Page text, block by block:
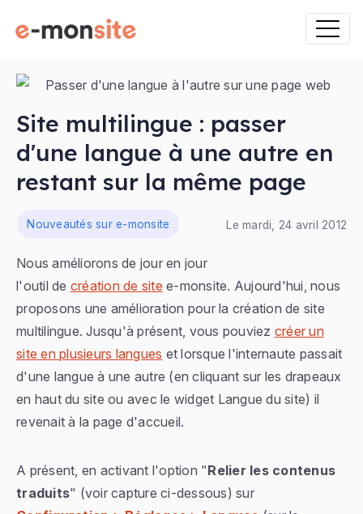
Site multilingue : passer
d'une langue à une autre en
restant sur la même page
Le mardi, 24 avril 2012
Nouveautés sur e-monsite
Nous améliorons de jour en jour
l'outil de création de site e-monsite. Aujourd'hui, nous
proposons une amélioration pour la création de site
multilingue. Jusqu'à présent, vous pouviez créer un
site en plusieurs langues et lorsque l'internaute passait
d'une langue à une autre (en cliquant sur les drapeaux
en haut du site ou avec le widget Langue du site) il
revenait à la page d'accueil.
A présent, en activant l'option "Relier les contenus
traduits" (voir capture ci-dessous) sur